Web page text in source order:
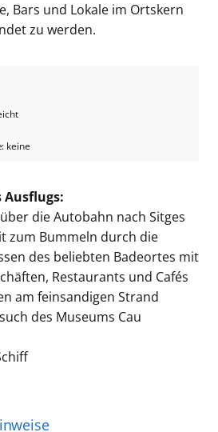
Bars und Lokale im Ortskern
zu werden.
keine
Ausflugs:
die Autobahn nach Sitges
zum Bummeln durch die
des beliebten Badeortes mit
Restaurants und Cafés
am feinsandigen Strand
des Museums Cau